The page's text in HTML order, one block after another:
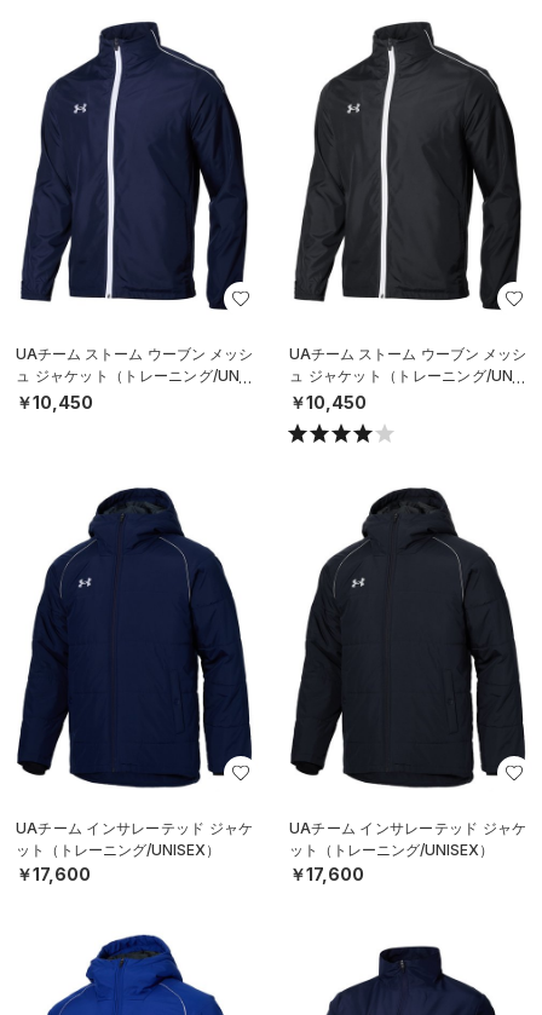
UAチーム ストーム ウーブン メッシ
ュ ジャケット（トレーニング/UNIS
EX）
￥10,450
UAチーム ストーム ウーブン メッシ
ュ ジャケット（トレーニング/UNIS
EX）
￥10,450
UAチーム インサレーテッド ジャケ
ット（トレーニング/UNISEX）
￥17,600
UAチーム インサレーテッド ジャケ
ット（トレーニング/UNISEX）
￥17,600